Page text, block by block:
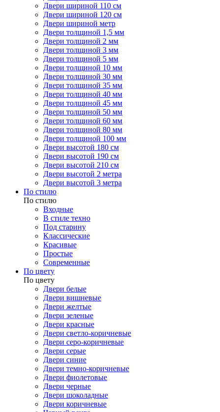
Двери шириной 110 см
Двери шириной 120 см
Двери шириной метр
Двери толщиной 1,5 мм
Двери толщиной 2 мм
Двери толщиной 3 мм
Двери толщиной 5 мм
Двери толщиной 10 мм
Двери толщиной 30 мм
Двери толщиной 35 мм
Двери толщиной 40 мм
Двери толщиной 45 мм
Двери толщиной 50 мм
Двери толщиной 60 мм
Двери толщиной 80 мм
Двери толщиной 100 мм
Двери высотой 180 см
Двери высотой 190 см
Двери высотой 210 см
Двери высотой 2 метра
Двери высотой 3 метра
По стилю
По стилю
Входные
В стиле техно
Под старину
Классические
Красивые
Простые
Современные
По цвету
По цвету
Двери белые
Двери вишневые
Двери желтые
Двери зеленые
Двери красные
Двери светло-коричневые
Двери серо-коричневые
Двери серые
Двери синие
Двери темно-коричневые
Двери фиолетовые
Двери черные
Двери шоколадные
Двери коричневые